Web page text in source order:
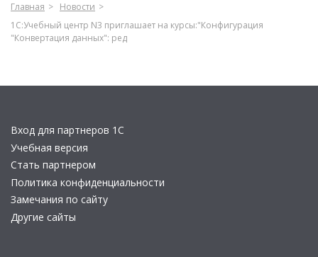
Главная
Новости
1С:Учебный центр N3 приглашает на курсы:"Конфигурация
"Конвертация данных": ред
Вход для партнеров 1С
Учебная версия
Стать партнером
Политика конфиденциальности
Замечания по сайту
Другие сайты